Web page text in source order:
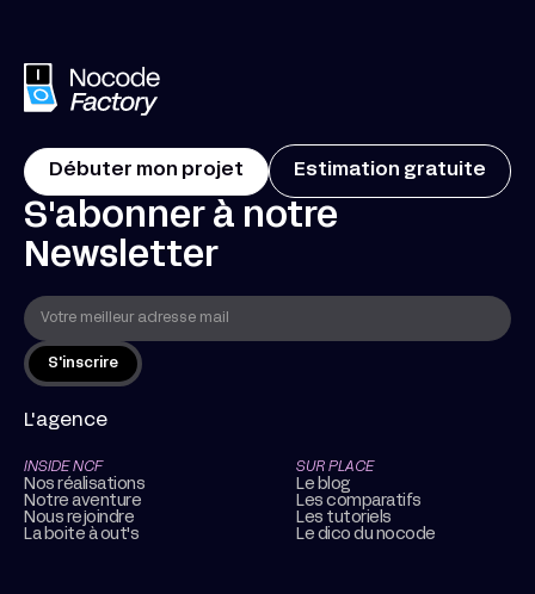
Débuter mon projet Estimation gratuite
S'abonner à notre
Newsletter
L'agence
INSIDE NCF
Nos réalisations
Notre aventure
Nous rejoindre
La boite à out's
SUR PLACE
Le blog
Les comparatifs
Les tutoriels
Le dico du nocode